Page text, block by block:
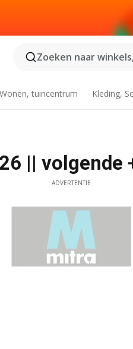
Zoeken naar
Wonen, tuincentrum Kleding,
|| volgende
ADVERTENTIE